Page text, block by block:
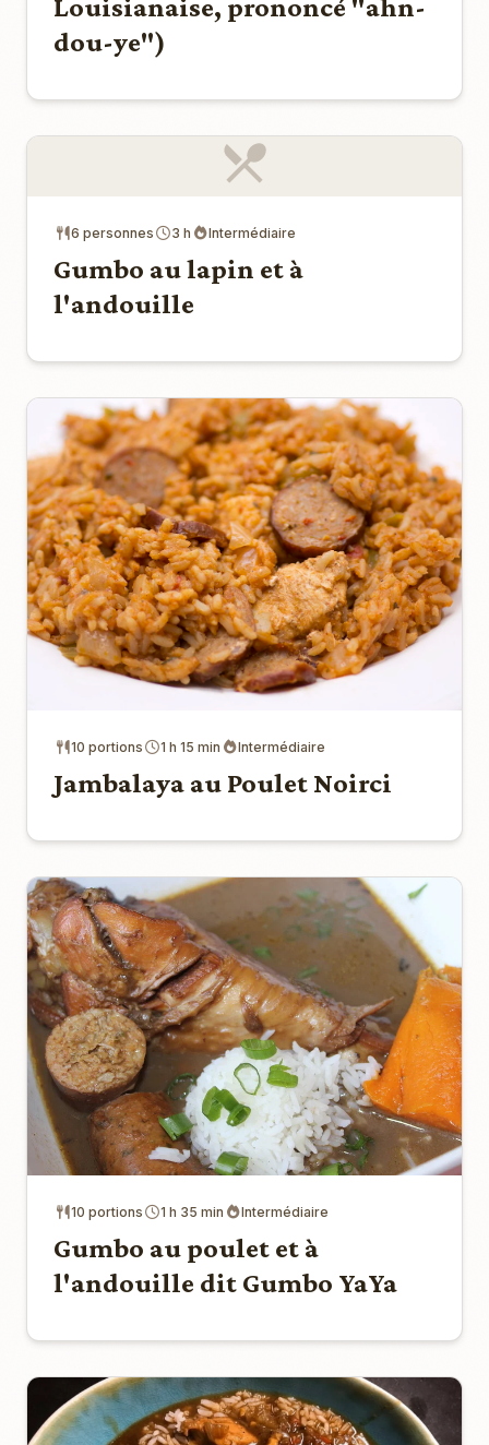
Louisianaise, prononcé "ahn-
dou-ye")
6 personnes 3 h Intermédiaire
Gumbo au lapin et à
l'andouille
10 portions 1 h 15 min Intermédiaire
Jambalaya au Poulet Noirci
10 portions 1 h 35 min Intermédiaire
Gumbo au poulet et à
l'andouille dit Gumbo YaYa